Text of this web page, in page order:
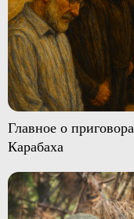
Главное о
Карабаха